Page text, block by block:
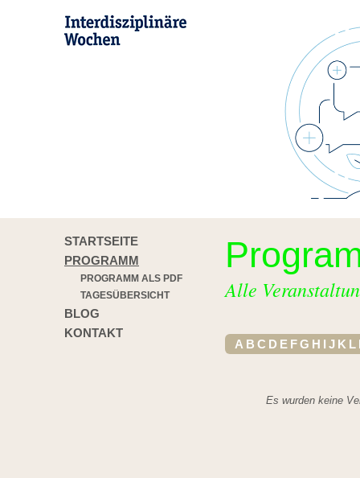
STARTSEITE
PROGRAMM
PROGRAMM ALS PDF
TAGESÜBERSICHT
BLOG
KONTAKT
Alle
A B C D E FG H I J K L
Es wurden keine